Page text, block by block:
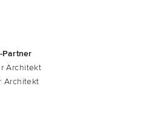
Partner
Architekt
Architekt